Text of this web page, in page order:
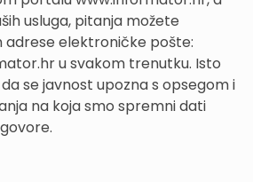
usluga, pitanja možete
elektroničke pošte:
u svakom trenutku. Isto
se javnost upozna s opsegom i
na koja smo spremni dati